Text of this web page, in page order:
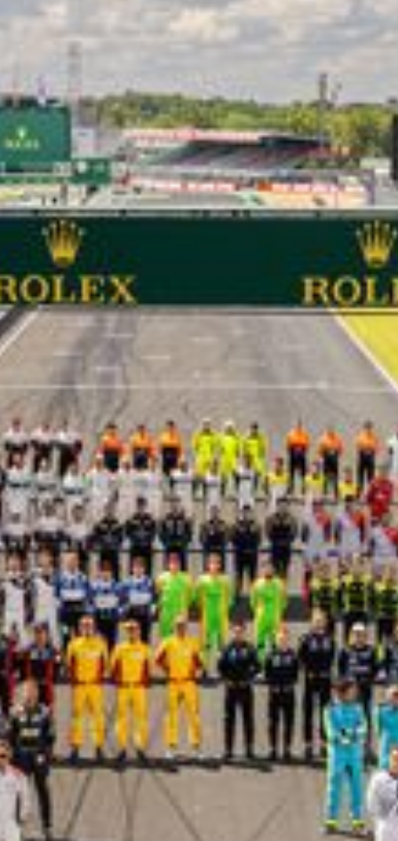
LES CATÉGORIES
HOSPITALITÉS
DÉVELOPPEMENT DURABLE
SEA BY DHL
PARTENAIRES
NEWSLETTER